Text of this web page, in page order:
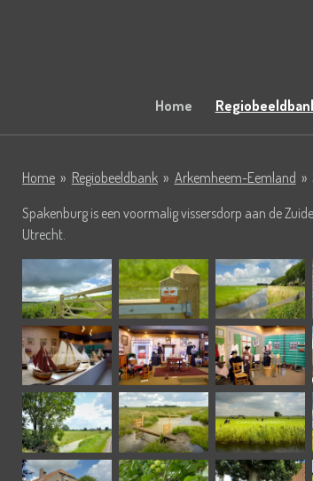
Home
Home » Regiobeeldbank » Arkemheem-Eemland »
Spakenburg is een voormalig vissersdorp aan de
Utrecht.